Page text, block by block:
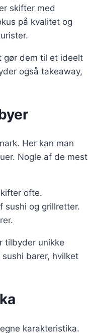
skifter med
på kvalitet og
gør dem til et ideelt
også takeaway,
Her kan man
Nogle af de mest
ofte.
sushi og grillretter.
tilbyder unikke
barer, hvilket
karakteristika.